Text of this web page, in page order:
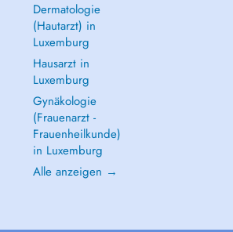
Dermatologie
(Hautarzt) in
Luxemburg
Hausarzt in
Luxemburg
Gynäkologie
(Frauenarzt -
Frauenheilkunde)
in Luxemburg
Alle anzeigen →